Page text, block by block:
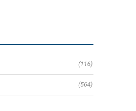
(116)
(564)